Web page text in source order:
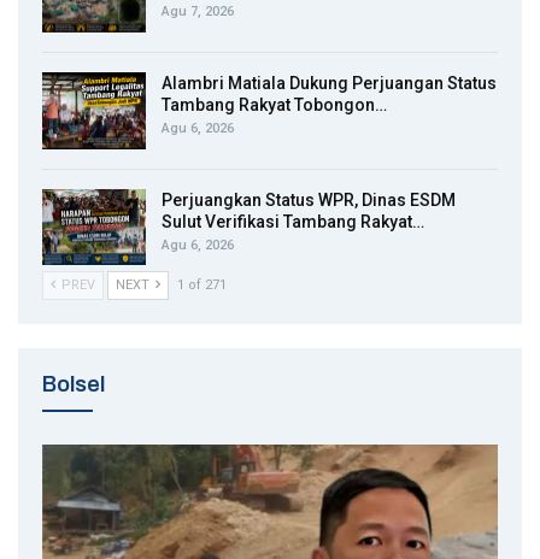
Agu 7, 2026
Alambri Matiala Dukung Perjuangan Status
Tambang Rakyat Tobongon…
Agu 6, 2026
Perjuangkan Status WPR, Dinas ESDM
Sulut Verifikasi Tambang Rakyat…
Agu 6, 2026
PREV NEXT 1 of 271
Bolsel